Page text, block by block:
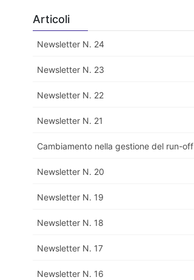
Articoli
Newsletter N. 24
Newsletter N. 23
Newsletter N. 22
Newsletter N. 21
Cambiamento nella gestione del run-off
Newsletter N. 20
Newsletter N. 19
Newsletter N. 18
Newsletter N. 17
Newsletter N. 16